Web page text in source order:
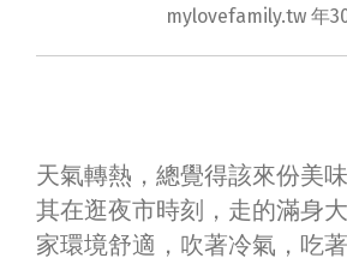
mylovefamily.tw 年
天氣轉熱，總覺得該來份美
其在逛夜市時刻，走的滿身
家環境舒適，吹著冷氣，吃